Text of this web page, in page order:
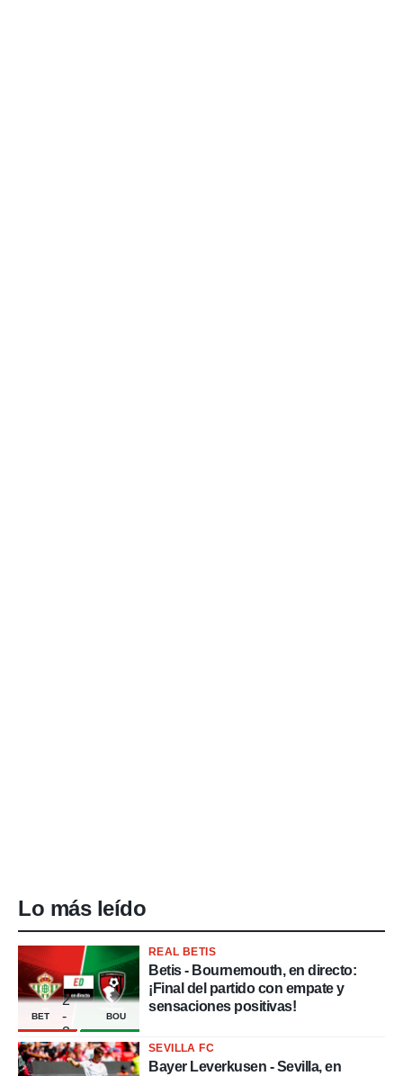
Lo más leído
BET
2
-
2
BOU
REAL BETIS
Betis - Bournemouth, en directo:
¡Final del partido con empate y
sensaciones positivas!
SEVILLA FC
Bayer Leverkusen - Sevilla, en